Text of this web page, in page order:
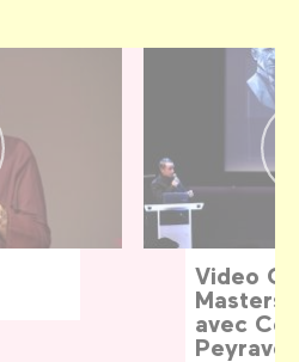
Video
avec